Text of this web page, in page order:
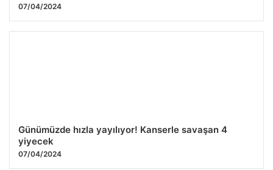
07/04/2024
Günümüzde hızla yayılıyor! Kanserle savaşan 4
yiyecek
07/04/2024